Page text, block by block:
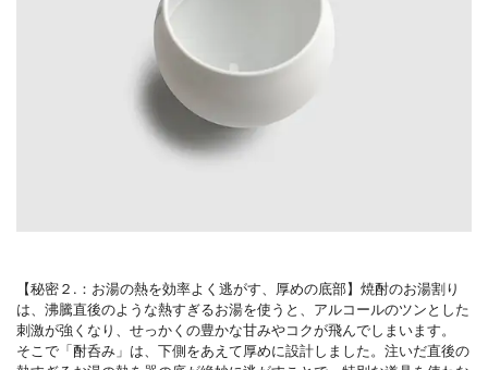
【秘密２.：お湯の熱を効率よく逃がす、厚めの底部】焼酎のお湯割り
は、沸騰直後のような熱すぎるお湯を使うと、アルコールのツンとした
刺激が強くなり、せっかくの豊かな甘みやコクが飛んでしまいます。
そこで「酎呑み」は、下側をあえて厚めに設計しました。注いだ直後の